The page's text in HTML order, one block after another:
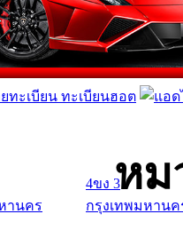
หม
านคร
4ขง 3
กรุงเทพมหานค